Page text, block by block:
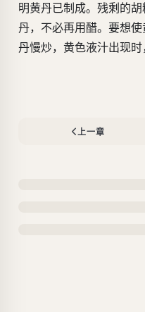
明黄丹已制成。残剩的
丹，不必再用醋。要想
丹慢炒，黄色液汁出现时
上一章